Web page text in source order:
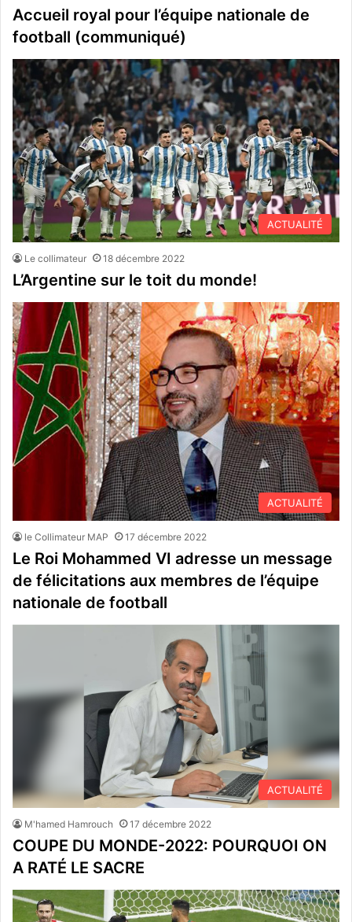
Accueil royal pour l’équipe nationale de
football (communiqué)
ACTUALITÉ
Le collimateur 18 décembre 2022
L’Argentine sur le toit du monde!
ACTUALITÉ
le Collimateur MAP 17 décembre 2022
Le Roi Mohammed VI adresse un message
de félicitations aux membres de l’équipe
nationale de football
ACTUALITÉ
M'hamed Hamrouch 17 décembre 2022
COUPE DU MONDE-2022: POURQUOI ON
A RATÉ LE SACRE